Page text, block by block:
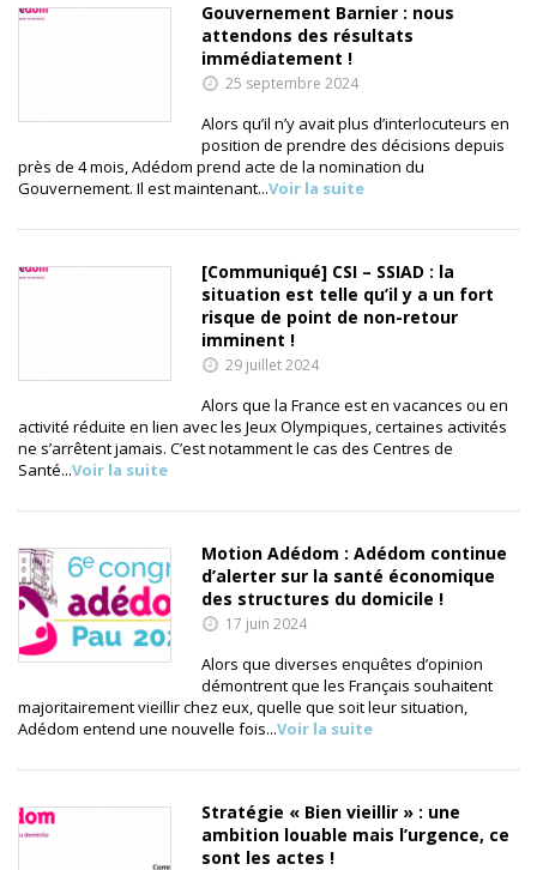
Gouvernement Barnier : nous
attendons des résultats
immédiatement !
25 septembre 2024
Alors qu’il n’y avait plus d’interlocuteurs en
position de prendre des décisions depuis
près de 4 mois, Adédom prend acte de la nomination du
Gouvernement. Il est maintenant...Voir la suite
[Communiqué] CSI – SSIAD : la
situation est telle qu’il y a un fort
risque de point de non-retour
imminent !
29 juillet 2024
Alors que la France est en vacances ou en
activité réduite en lien avec les Jeux Olympiques, certaines activités
ne s’arrêtent jamais. C’est notamment le cas des Centres de
Santé...Voir la suite
Motion Adédom : Adédom continue
d’alerter sur la santé économique
des structures du domicile !
17 juin 2024
Alors que diverses enquêtes d’opinion
démontrent que les Français souhaitent
majoritairement vieillir chez eux, quelle que soit leur situation,
Adédom entend une nouvelle fois...Voir la suite
Stratégie « Bien vieillir » : une
ambition louable mais l’urgence, ce
sont les actes !